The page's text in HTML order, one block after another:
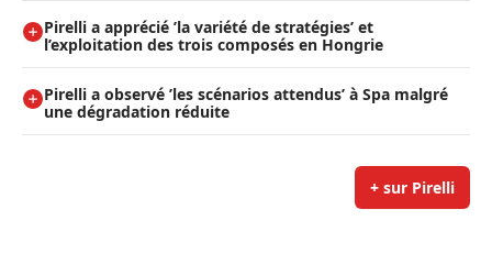
Pirelli a apprécié ’la variété de stratégies’ et
l’exploitation des trois composés en Hongrie
Pirelli a observé ’les scénarios attendus’ à Spa malgré
une dégradation réduite
+ sur Pirelli